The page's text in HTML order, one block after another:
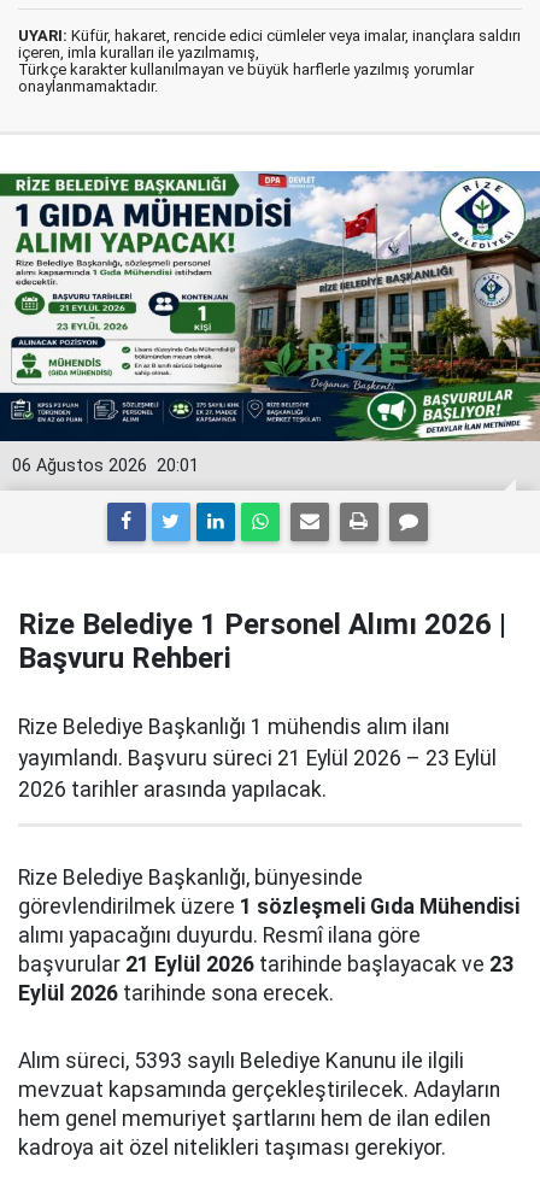
UYARI: Küfür, hakaret, rencide edici cümleler veya imalar, inançlara saldırı
içeren, imla kuralları ile yazılmamış,
Türkçe karakter kullanılmayan ve büyük harflerle yazılmış yorumlar
onaylanmamaktadır.
20:01
06 Ağustos 2026
Rize Belediye 1 Personel Alımı 2026 |
Başvuru Rehberi
Rize Belediye Başkanlığı 1 mühendis alım ilanı
yayımlandı. Başvuru süreci 21 Eylül 2026 – 23 Eylül
2026 tarihler arasında yapılacak.
Rize Belediye Başkanlığı, bünyesinde
görevlendirilmek üzere 1 sözleşmeli Gıda Mühendisi
alımı yapacağını duyurdu. Resmî ilana göre
başvurular 21 Eylül 2026 tarihinde başlayacak ve 23
Eylül 2026 tarihinde sona erecek.
Alım süreci, 5393 sayılı Belediye Kanunu ile ilgili
mevzuat kapsamında gerçekleştirilecek. Adayların
hem genel memuriyet şartlarını hem de ilan edilen
kadroya ait özel nitelikleri taşıması gerekiyor.